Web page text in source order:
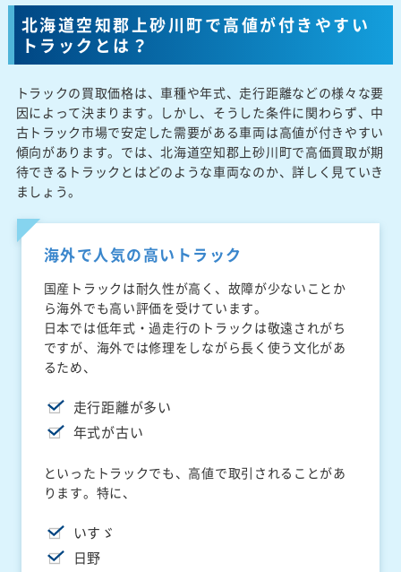
北海道空知郡上砂川町で高値が付きやすい
トラックとは？
トラックの買取価格は、車種や年式、走行距離などの様々な要
因によって決まります。しかし、そうした条件に関わらず、中
古トラック市場で安定した需要がある車両は高値が付きやすい
傾向があります。では、北海道空知郡上砂川町で高価買取が期
待できるトラックとはどのような車両なのか、詳しく見ていき
ましょう。
海外で人気の高いトラック
国産トラックは耐久性が高く、故障が少ないことか
ら海外でも高い評価を受けています。
日本では低年式・過走行のトラックは敬遠されがち
ですが、海外では修理をしながら長く使う文化があ
るため、
走行距離が多い
年式が古い
といったトラックでも、高値で取引されることがあ
ります。特に、
いすゞ
日野